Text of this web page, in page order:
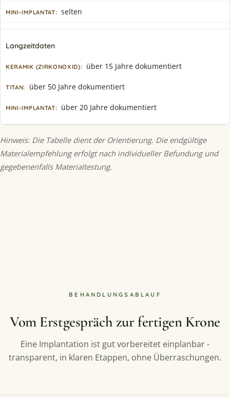
selten
Langzeitdaten
über 15 Jahre dokumentiert
über 50 Jahre dokumentiert
über 20 Jahre dokumentiert
Hinweis: Die Tabelle dient der Orientierung. Die endgültige
Materialempfehlung erfolgt nach individueller Befundung und
gegebenenfalls Materialtestung.
BEHANDLUNGSABLAUF
Vom Erstgespräch zur fertigen Krone
Eine Implantation ist gut vorbereitet einplanbar -
transparent, in klaren Etappen, ohne Überraschungen.